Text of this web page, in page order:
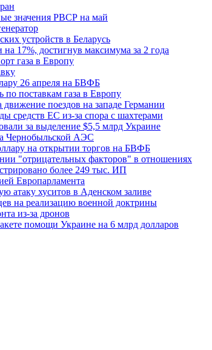
значения РВСР на май
устройств в Беларусь
17%, достигнув максимума за 2 года
газа в Европу
26 апреля на БВФБ
поставкам газа в Европу
движение поездов на западе Германии
средств ЕС из-за спора с шахтерами
за выделение $5,5 млрд Украине
Чернобыльской АЭС
на открытии торгов на БВФБ
"отрицательных факторов" в отношениях
более 249 тыс. ИП
Европарламента
атаку хуситов в Аденском заливе
на реализацию военной доктрины
из-за дронов
помощи Украине на 6 млрд долларов